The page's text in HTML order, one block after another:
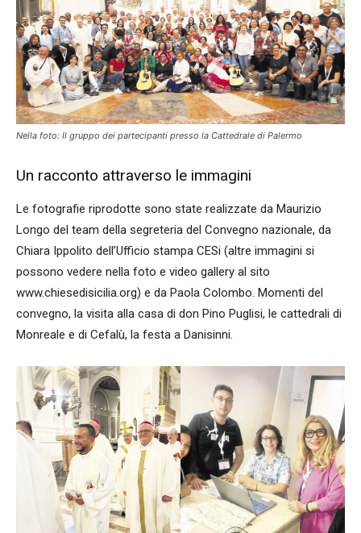
Nella foto: Il gruppo dei partecipanti presso la Cattedrale di Palermo
Un racconto attraverso le immagini
Le fotografie riprodotte sono state realizzate da Maurizio
Longo del team della segreteria del Convegno nazionale, da
Chiara Ippolito dell’Ufficio stampa CESi (altre immagini si
possono vedere nella foto e video gallery al sito
www.chiesedisicilia.org) e da Paola Colombo. Momenti del
convegno, la visita alla casa di don Pino Puglisi, le cattedrali di
Monreale e di Cefalù, la festa a Danisinni.